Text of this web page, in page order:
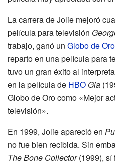
La carrera de Jolie mejoró
película para televisión
trabajo, ganó un Globo de Oro
reparto en una película para
tuvo un gran éxito al
en la película de HBO Gia
Globo de Oro como «Mejor
televisión».
En 1999, Jolie apareció en
no fue bien recibida. Sin
The Bone Collector(1999), sí